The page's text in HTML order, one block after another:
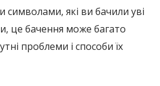
символами, які ви бачили уві
це бачення може багато
проблеми і способи їх